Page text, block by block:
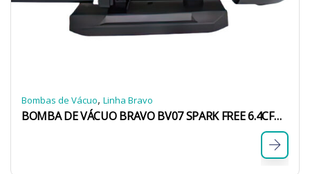
Bombas de Vácuo, Linha Bravo
BOMBA DE VÁCUO BRAVO BV07 SPARK FREE 6.4CFM 2 ESTÁGIOS A2L C/ SOLENOIDE BIVOLT